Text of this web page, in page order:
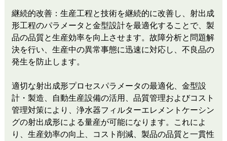
継続的改善：生産工程と技術を継続的に改善し、射出成
形工程のパラメータと金型設計を最適化することで、製
品の品質と生産効率を向上させます。故障分析と問題解
決を行い、生産中の異常事態に迅速に対応し、不良品の
発生を防止します。
適切な射出成形プロセスパラメータの最適化、金型設
計・製造、自動生産設備の活用、品質管理およびコスト
管理対策により、浄水器フィルターエレメントケーシン
グの射出成形による量産が可能になります。これによ
り、生産効率の向上、コスト削減、製品の品質と一貫性